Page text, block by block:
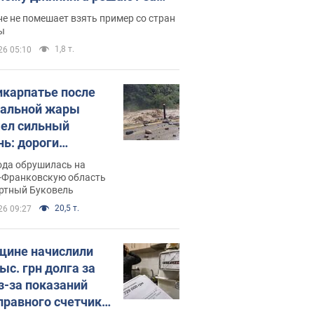
не помешает взять пример со стран
05:10 1,8 т.
после
жары
сильный
дороги
в реки.
обрушилась на
область
Буковель
09:27 20,5 т.
начислили
грн долга за
за показаний
счетчика: